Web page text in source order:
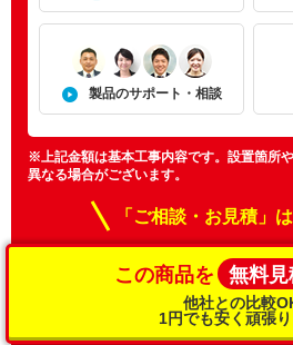
製品のサポート・相談
※上記金額は基本工事内容です。設置箇所
異なる場合がございます。
「ご相談・お見積」
この商品を 無料見
他社との比較
1円でも安く頑張り